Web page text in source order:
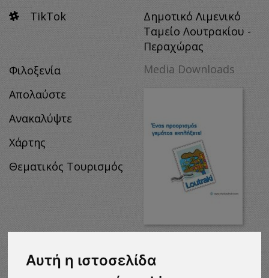
Αυτή η ιστοσελίδα
TikTok
Δημοτικό Λιμενικό
Ταμείο Λουτρακίου -
Περαχώρας
Φιλοξενία
Απολαύστε
Ανακαλύψτε
Χάρτης
Θεματικός Τουρισμός
Media Downloads